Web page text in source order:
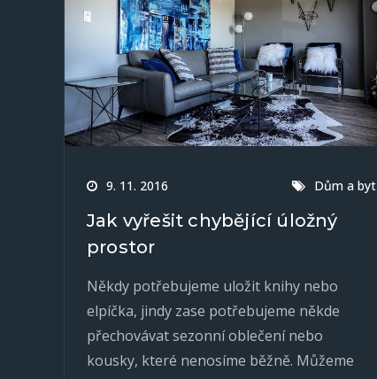
9. 11. 2016 Dům a byt
Jak vyřešit chybějící úložný
prostor
Někdy potřebujeme uložit knihy nebo
elpíčka, jindy zase potřebujeme někde
přechovávat sezonní oblečení nebo
kousky, které nenosíme běžně. Můžeme